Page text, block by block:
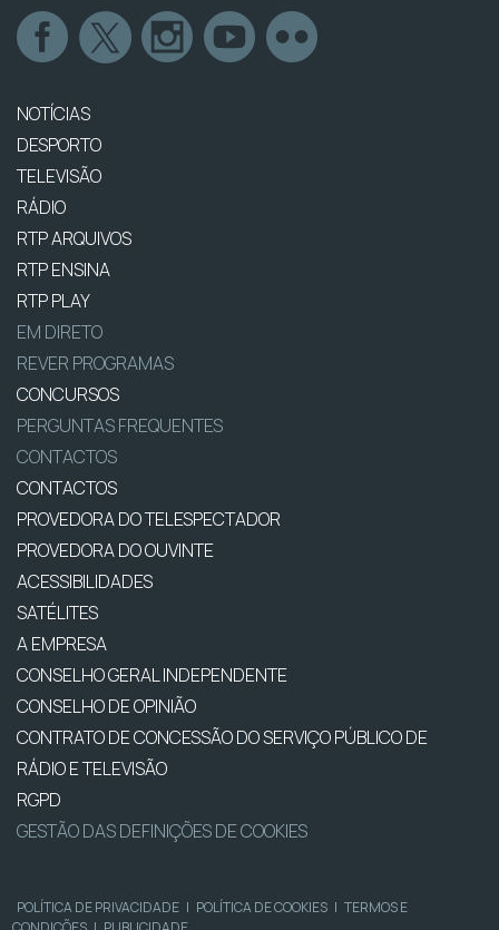
NOTÍCIAS
DESPORTO
TELEVISÃO
RÁDIO
RTP ARQUIVOS
RTP ENSINA
RTP PLAY
EM DIRETO
REVER PROGRAMAS
CONCURSOS
PERGUNTAS FREQUENTES
CONTACTOS
CONTACTOS
PROVEDORA DO TELESPECTADOR
PROVEDORA DO OUVINTE
ACESSIBILIDADES
SATÉLITES
A EMPRESA
CONSELHO GERAL INDEPENDENTE
CONSELHO DE OPINIÃO
CONTRATO DE CONCESSÃO DO SERVIÇO PÚBLICO DE
RÁDIO E TELEVISÃO
RGPD
GESTÃO DAS DEFINIÇÕES DE COOKIES
POLÍTICA DE PRIVACIDADE | POLÍTICA DE COOKIES | TERMOS E